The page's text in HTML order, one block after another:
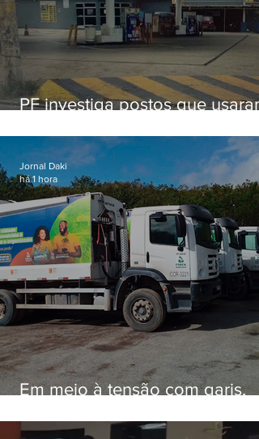
PF investiga postos que usaram
secretário morto em 2020
Em meio à tensão com garis,
26,9% com prefeitura e
Jornal Daki
há 1 hora